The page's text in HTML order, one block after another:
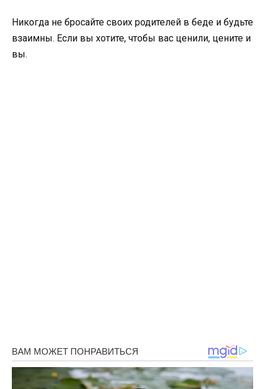
Никогда не бросайте своих родителей в беде и будьте
взаимны. Если вы хотите, чтобы вас ценили, цените и
вы.